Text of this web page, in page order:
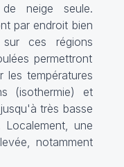
neige seule.
par endroit bien
ces régions
permettront
les températures
(isothermie) et
très basse
Localement, une
notamment